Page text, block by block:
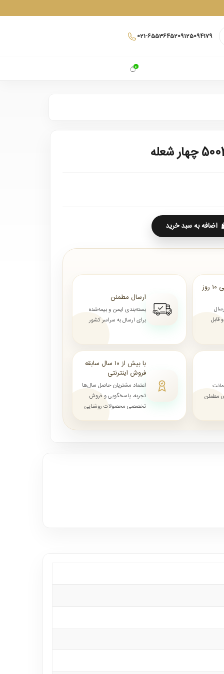
021-6553645209125094179
0
اضافه به سبد خرید
ارسال از ۷ روز الی ۱۰ روز
ارسال مطمئن
بسته‌بندی ایمن و بیمه‌شده
برای ارسال به سراسر کشور
مطمئن
با بیش از ۱۰ سال سابقه
فروش اینترنتی
اعتماد مشتریان حاصل سال‌ها
تجربه، پاسخگویی و فروش
تخصصی محصولات روشنایی